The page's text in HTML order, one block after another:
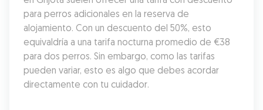
para perros adicionales en la reserva de
alojamiento. Con un descuento del 50%, esto
equivaldría a una tarifa nocturna promedio de €38
para dos perros. Sin embargo, como las tarifas
pueden variar, esto es algo que debes acordar
directamente con tu cuidador.